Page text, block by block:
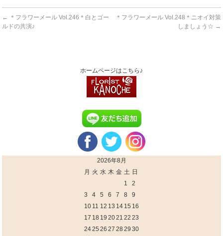
← ＊フラワーメール Vol.246＊白とゴー
ルドの共演♪
＊フラワーメール Vol.248＊ニオイ対策
しましょう☆ →
ホームページはこちら♪
2026年8月
月 火 水 木 金 土 日
1
2
3
4 5 6 7 8
9
10 11 12 13 14 15 16
17 18 19 2021 22 23
2425 26 27 28 29 30